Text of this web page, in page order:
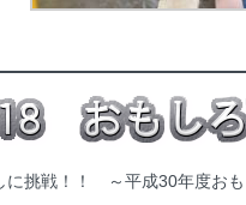
に挑戦！！ ～平成30年度おも